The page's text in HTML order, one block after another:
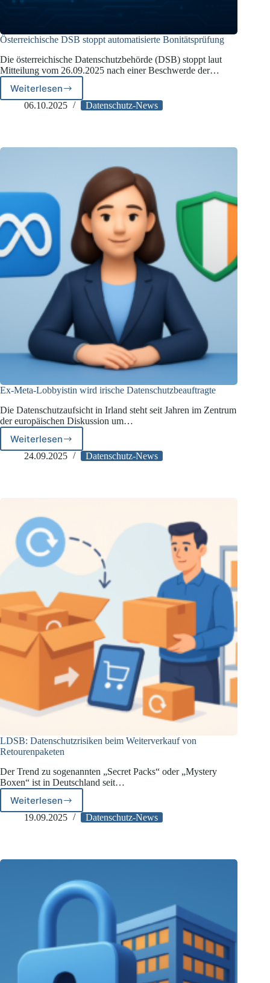
Österreichische DSB stoppt automatisierte Bonitätsprüfung
Die österreichische Datenschutzbehörde (DSB) stoppt laut
Mitteilung vom 26.09.2025 nach einer Beschwerde der…
WeiterlesenÖsterreichische
DSB
06.10.2025 Datenschutz-News
Ex-Meta-Lobbyistin wird irische Datenschutzbeauftragte
Die Datenschutzaufsicht in Irland steht seit Jahren im Zentrum
der europäischen Diskussion um…
Weiterlesen
Ex-
Meta-
24.09.2025 Datenschutz-News
LDSB: Datenschutzrisiken beim Weiterverkauf von
Retourenpaketen
Der Trend zu sogenannten „Secret Packs“ oder „Mystery
Boxen“ ist in Deutschland seit…
Weiterlesen
LDSB:
Datenschutzrisiken
Retourenpaketen
19.09.2025 Datenschutz-News